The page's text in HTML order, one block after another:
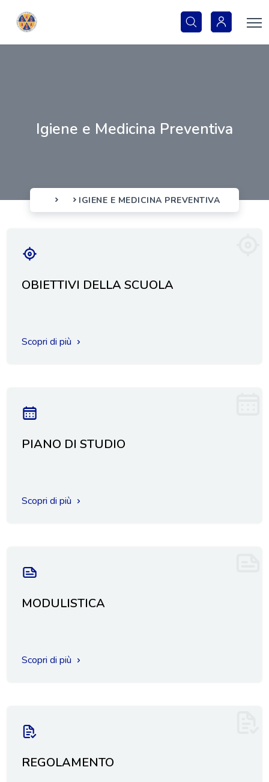
Igiene e Medicina Preventiva
IGIENE E MEDICINA PREVENTIVA
OBIETTIVI DELLA SCUOLA
Scopri di più
PIANO DI STUDIO
Scopri di più
MODULISTICA
Scopri di più
REGOLAMENTO